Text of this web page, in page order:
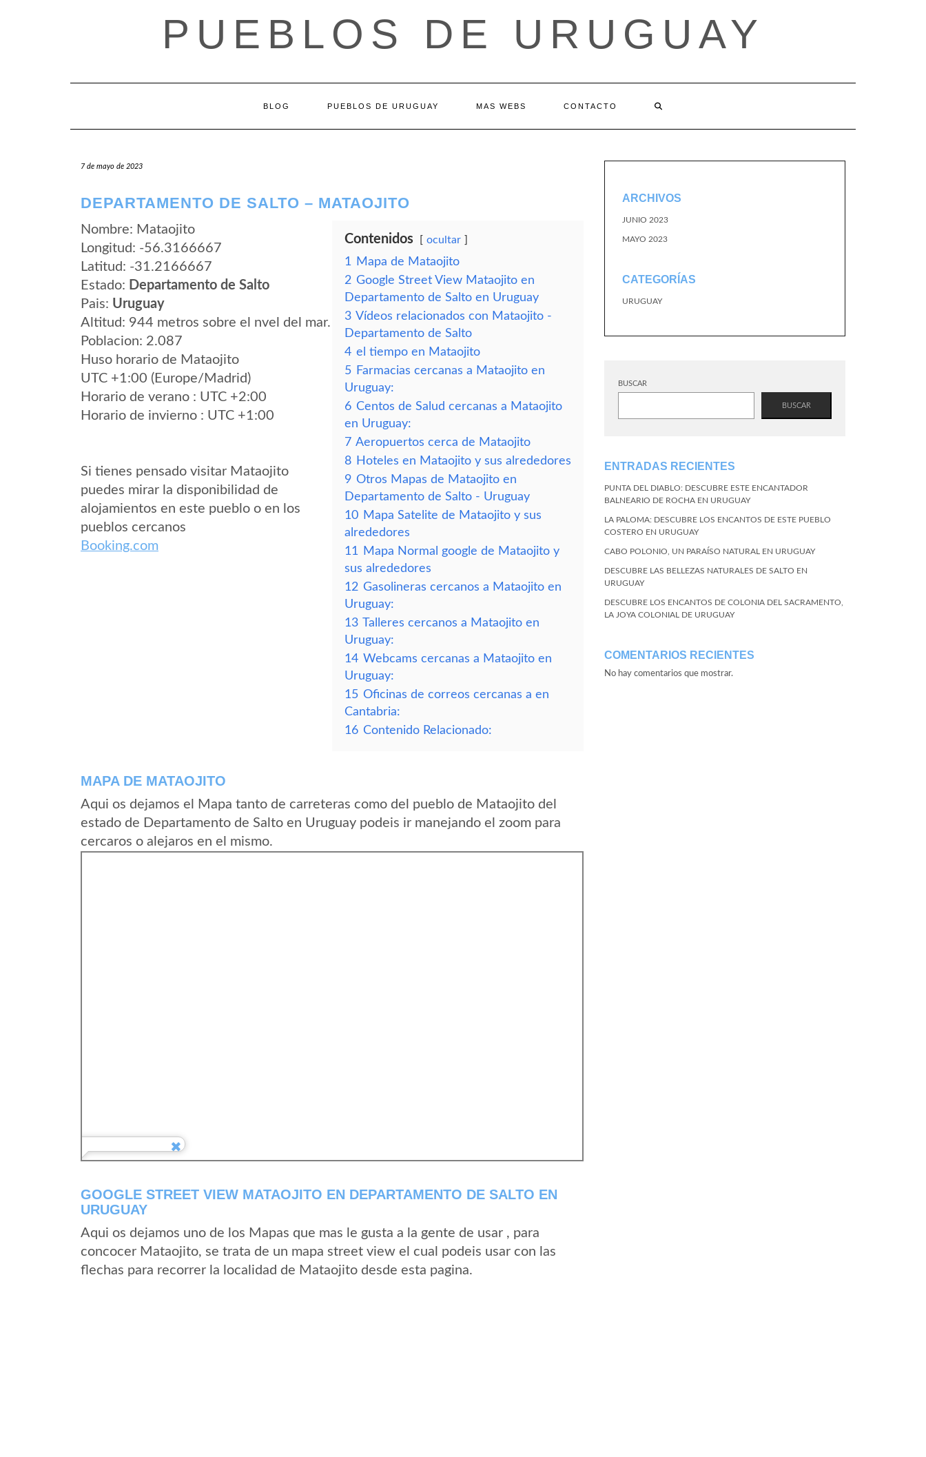
PUEBLOS DE URUGUAY
BLOG PUEBLOS DE URUGUAY MAS WEBS CONTACTO
7 de mayo de 2023
DEPARTAMENTO DE SALTO – MATAOJITO
Nombre: Mataojito
Longitud: -56.3166667
Latitud: -31.2166667
Estado: Departamento de Salto
Pais: Uruguay
Altitud: 944 metros sobre el nvel del mar.
Poblacion: 2.087
Huso horario de Mataojito
UTC +1:00 (Europe/Madrid)
Horario de verano : UTC +2:00
Horario de invierno : UTC +1:00
Si tienes pensado visitar Mataojito
puedes mirar la disponibilidad de
alojamientos en este pueblo o en los
pueblos cercanos
Booking.com
Contenidos ocultar
1
Mapa de Mataojito
2 Google Street View Mataojito en
Departamento de Salto en Uruguay
3 Vídeos relacionados con Mataojito -
Departamento de Salto
4 el tiempo en Mataojito
5 Farmacias cercanas a Mataojito en
Uruguay:
6 Centos de Salud cercanas a Mataojito
en Uruguay:
7 Aeropuertos cerca de Mataojito
8 Hoteles en Mataojito y sus alrededores
9 Otros Mapas de Mataojito en
Departamento de Salto - Uruguay
10 Mapa Satelite de Mataojito y sus
alrededores
11
Mapa Normal google de Mataojito y
sus alrededores
12 Gasolineras cercanos a Mataojito en
Uruguay:
13 Talleres cercanos a Mataojito en
Uruguay:
14 Webcams cercanas a Mataojito en
Uruguay:
15 Oficinas de correos cercanas a en
Cantabria:
16 Contenido Relacionado:
MAPA DE MATAOJITO
Aqui os dejamos el Mapa tanto de carreteras como del pueblo de Mataojito del
estado de Departamento de Salto en Uruguay podeis ir manejando el zoom para
cercaros o alejaros en el mismo.
GOOGLE STREET VIEW MATAOJITO EN DEPARTAMENTO DE SALTO EN
URUGUAY
Aqui os dejamos uno de los Mapas que mas le gusta a la gente de usar , para
concocer Mataojito, se trata de un mapa street view el cual podeis usar con las
flechas para recorrer la localidad de Mataojito desde esta pagina.
ARCHIVOS
JUNIO 2023
MAYO 2023
CATEGORÍAS
URUGUAY
BUSCAR
BUSCAR
ENTRADAS RECIENTES
PUNTA DEL DIABLO: DESCUBRE ESTE ENCANTADOR
BALNEARIO DE ROCHA EN URUGUAY
LA PALOMA: DESCUBRE LOS ENCANTOS DE ESTE PUEBLO
COSTERO EN URUGUAY
CABO POLONIO, UN PARAÍSO NATURAL EN URUGUAY
DESCUBRE LAS BELLEZAS NATURALES DE SALTO EN
URUGUAY
DESCUBRE LOS ENCANTOS DE COLONIA DEL SACRAMENTO,
LA JOYA COLONIAL DE URUGUAY
COMENTARIOS RECIENTES
No hay comentarios que mostrar.